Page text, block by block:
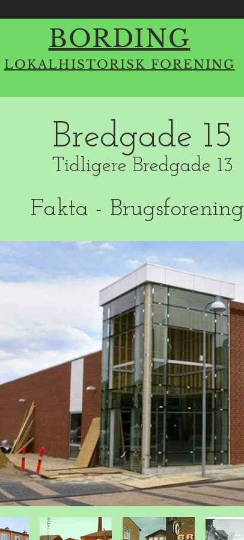
BORDING
LOKALHISTORISK FORENING
Bredgade 15
Tidligere Bredgade 13
Fakta - Brugsforening